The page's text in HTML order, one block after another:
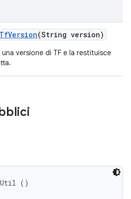
TfVersion(String version)
versione di TF e la restituisce
()